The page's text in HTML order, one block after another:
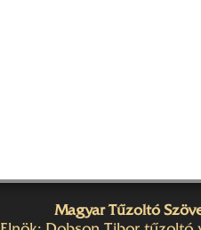
Magyar Tűzoltó